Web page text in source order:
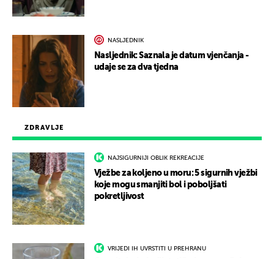
ZDRAVLJE
NAJSIGURNIJI OBLIK REKREACIJE
Vježbe za koljeno u moru: 5 sigurnih vježbi
koje mogu smanjiti bol i poboljšati
pokretljivost
VRIJEDI IH UVRSTITI U PREHRANU
NASLJEDNIK
Nasljednik: Saznala je datum vjenčanja -
udaje se za dva tjedna